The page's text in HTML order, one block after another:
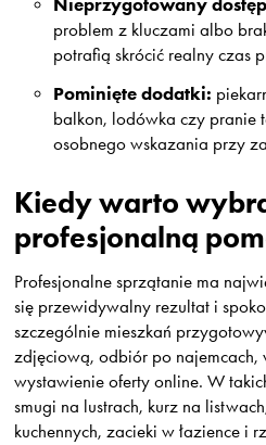
problem z kluczami albo
potrafią skrócić realny czas
Pominięte dodatki:
balkon, lodówka czy pranie
osobnego wskazania przy
Kiedy warto
profesjonalną
Profesjonalne sprzątanie ma
się przewidywalny rezultat i
szczególnie mieszkań
zdjęciową, odbiór po
wystawienie oferty online. W
smugi na lustrach, kurz na
kuchennych, zacieki w łazience i